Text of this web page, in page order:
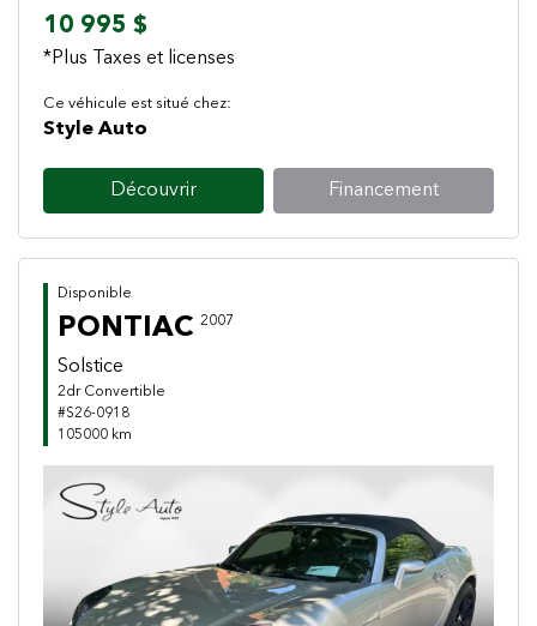
10 995 $
*Plus Taxes et licenses
Ce véhicule est situé chez:
Style Auto
Découvrir Financement
Disponible
PONTIAC 2007
Solstice
2dr Convertible
#S26-0918
105000 km